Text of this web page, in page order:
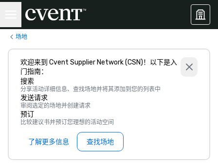
场地
欢迎来到 Cvent Supplier Network (CSN)！以下是入
门指南：
搜索
分享活动详细信息、查找场地并将其添加到您的列表中
发送请求
审阅选定的场地并创建请求
预订
比较建议书并预订您理想的活动空间
了解更多信息 查找场地